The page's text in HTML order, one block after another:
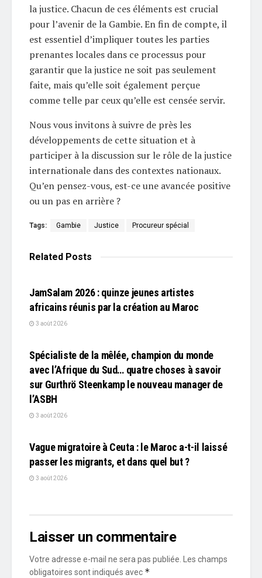
la justice. Chacun de ces éléments est crucial
pour l’avenir de la Gambie. En fin de compte, il
est essentiel d’impliquer toutes les parties
prenantes locales dans ce processus pour
garantir que la justice ne soit pas seulement
faite, mais qu’elle soit également perçue
comme telle par ceux qu’elle est censée servir.
Nous vous invitons à suivre de près les
développements de cette situation et à
participer à la discussion sur le rôle de la justice
internationale dans des contextes nationaux.
Qu’en pensez-vous, est-ce une avancée positive
ou un pas en arrière ?
Tags: Gambie Justice Procureur spécial
Related Posts
JamSalam 2026 : quinze jeunes artistes
africains réunis par la création au Maroc
3 août 2026
Spécialiste de la mêlée, champion du monde
avec l’Afrique du Sud… quatre choses à savoir
sur Gurthrö Steenkamp le nouveau manager de
l’ASBH
3 août 2026
Vague migratoire à Ceuta : le Maroc a-t-il laissé
passer les migrants, et dans quel but ?
3 août 2026
Laisser un commentaire
Votre adresse e-mail ne sera pas publiée.
Les champs
obligatoires sont indiqués avec *